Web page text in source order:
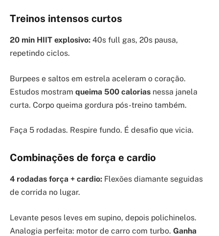
Treinos intensos curtos
20 min HIIT explosivo: 40s full gas, 20s pausa,
repetindo ciclos.
Burpees e saltos em estrela aceleram o coração.
Estudos mostram queima 500 calorias nessa janela
curta. Corpo queima gordura pós-treino também.
Faça 5 rodadas. Respire fundo. É desafio que vicia.
Combinações de força e cardio
4 rodadas força + cardio: Flexões diamante seguidas
de corrida no lugar.
Levante pesos leves em supino, depois polichinelos.
Analogia perfeita: motor de carro com turbo. Ganha